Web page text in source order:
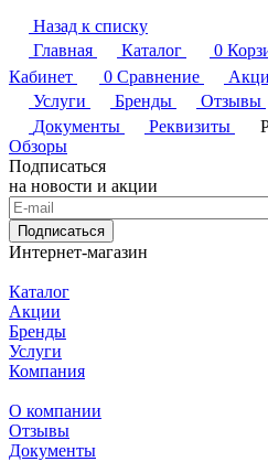
Назад к списку
Главная
Каталог 0
Кабинет
0 Сравнение
Услуги
Бренды Отзывы
Документы
Реквизиты
Обзоры
Подписаться
на новости и акции
Подписаться
Интернет-магазин
Каталог
Акции
Бренды
Услуги
Компания
О компании
Отзывы
Документы